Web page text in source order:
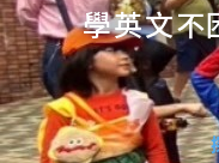
學英文不